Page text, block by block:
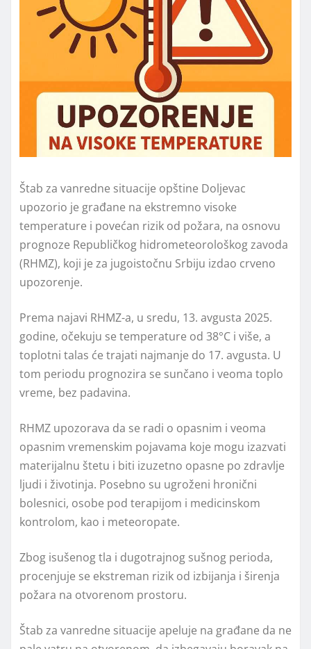
Štab za vanredne situacije opštine Doljevac
upozorio je građane na ekstremno visoke
temperature i povećan rizik od požara, na osnovu
prognoze Republičkog hidrometeorološkog zavoda
(RHMZ), koji je za jugoistočnu Srbiju izdao crveno
upozorenje.
Prema najavi RHMZ-a, u sredu, 13. avgusta 2025.
godine, očekuju se temperature od 38°C i više, a
toplotni talas će trajati najmanje do 17. avgusta. U
tom periodu prognozira se sunčano i veoma toplo
vreme, bez padavina.
RHMZ upozorava da se radi o opasnim i veoma
opasnim vremenskim pojavama koje mogu izazvati
materijalnu štetu i biti izuzetno opasne po zdravlje
ljudi i životinja. Posebno su ugroženi hronični
bolesnici, osobe pod terapijom i medicinskom
kontrolom, kao i meteoropate.
Zbog isušenog tla i dugotrajnog sušnog perioda,
procenjuje se ekstreman rizik od izbijanja i širenja
požara na otvorenom prostoru.
Štab za vanredne situacije apeluje na građane da ne